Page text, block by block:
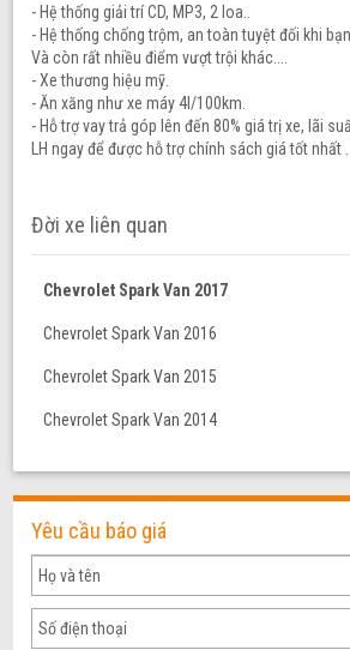
- Hệ thống giải trí CD, MP3, 2 loa..
- Hệ thống chống trộm, an toàn tuyệt đối khi
Và còn rất nhiều điểm vượt trội khác....
- Xe thương hiệu mỹ.
- Ăn xăng như xe máy 4l/100km.
- Hỗ trợ vay trả góp lên đến 80% giá trị xe, lãi
LH ngay để được hỗ trợ chính sách giá tốt nhất .
Đời xe liên quan
Chevrolet Spark Van 2017
Chevrolet Spark Van 2016
Chevrolet Spark Van 2015
Chevrolet Spark Van 2014
Yêu cầu báo giá